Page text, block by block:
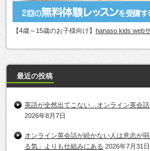
【4歳～15歳のお子様向け】 hanaso kids web
最近の投稿
英語が全然出てこない…オンライン英会
2026年8月7日
オンライン英会話が続かない人は意志が
る気」よりも仕組みにある 2026年7月31日